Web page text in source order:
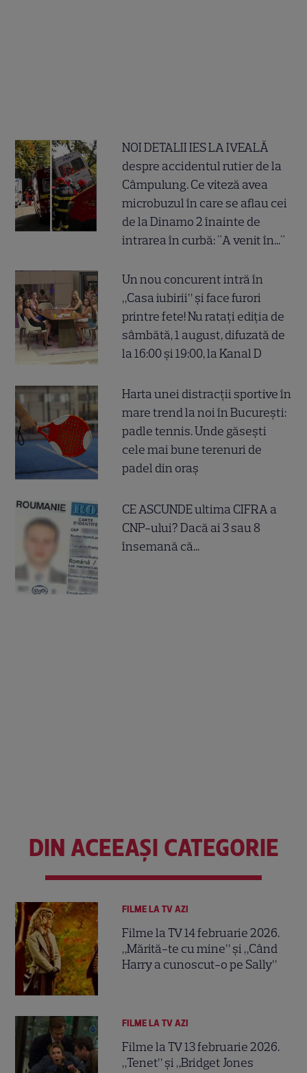
NOI DETALII IES LA IVEALĂ
despre accidentul rutier de la
Câmpulung. Ce viteză avea
microbuzul în care se aflau cei
de la Dinamo 2 înainte de
intrarea în curbă: "A venit în..."
Un nou concurent intră în
„Casa iubirii” și face furori
printre fete! Nu ratați ediția de
sâmbătă, 1 august, difuzată de
la 16:00 și 19:00, la Kanal D
Harta unei distracții sportive în
mare trend la noi în București:
padle tennis. Unde găsești
cele mai bune terenuri de
padel din oraș
CE ASCUNDE ultima CIFRA a
CNP-ului? Dacă ai 3 sau 8
însemană că...
DIN ACEEAȘI CATEGORIE
FILME LA TV AZI
Filme la TV 14 februarie 2026.
„Mărită-te cu mine” și „Când
Harry a cunoscut-o pe Sally”
FILME LA TV AZI
Filme la TV 13 februarie 2026.
„Tenet” și „Bridget Jones